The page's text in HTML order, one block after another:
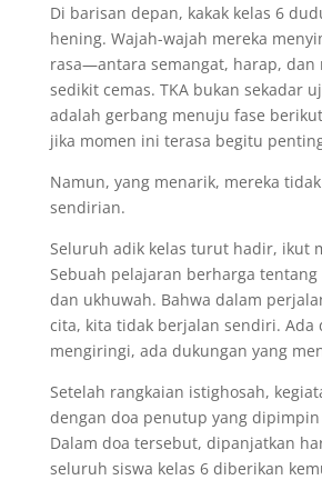
Di barisan depan, kakak kelas 6
hening. Wajah-wajah mereka
rasa—antara semangat, harap, dan
sedikit cemas. TKA bukan sekadar
adalah gerbang menuju fase
jika momen ini terasa begitu
Namun, yang menarik, mereka
sendirian.
Seluruh adik kelas turut hadir, ikut
Sebuah pelajaran berharga tentang
dan ukhuwah. Bahwa dalam
cita, kita tidak berjalan sendiri. Ada
mengiringi, ada dukungan yang
Setelah rangkaian istighosah,
dengan doa penutup yang dipimpin
Dalam doa tersebut, dipanjatkan
seluruh siswa kelas 6 diberikan